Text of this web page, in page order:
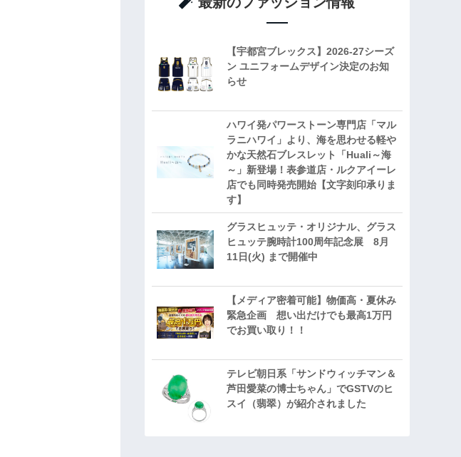
【宇都宮ブレックス】2026-27シーズ
ン ユニフォームデザイン決定のお知
らせ
ハワイ発パワーストーン専門店「マル
ラニハワイ」より、海を思わせる軽や
かな天然石ブレスレット「Huali～海
～」新登場！表参道店・ルクアイーレ
店でも同時発売開始【文字刻印承りま
す】
グラスヒュッテ・オリジナル、グラス
ヒュッテ腕時計100周年記念展 8月
11日(火) まで開催中
【メディア密着可能】物価高・夏休み
緊急企画 想い出だけでも最高1万円
でお買い取り！！
テレビ朝日系「サンドウィッチマン＆
芦田愛菜の博士ちゃん」でGSTVのヒ
スイ（翡翠）が紹介されました